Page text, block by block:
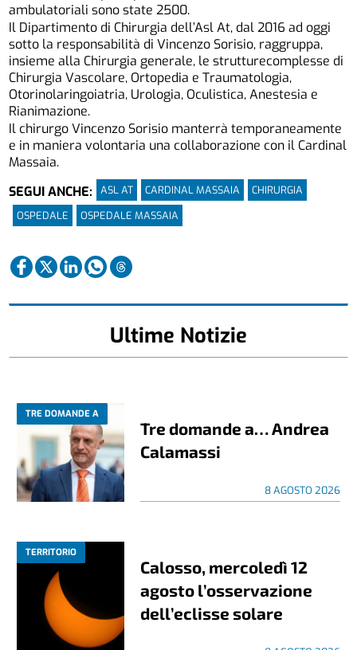
ambulatoriali sono state 2500.
Il Dipartimento di Chirurgia dell’Asl At, dal 2016 ad oggi
sotto la responsabilità di Vincenzo Sorisio, raggruppa,
insieme alla Chirurgia generale, le strutturecomplesse di
Chirurgia Vascolare, Ortopedia e Traumatologia,
Otorinolaringoiatria, Urologia, Oculistica, Anestesia e
Rianimazione.
Il chirurgo Vincenzo Sorisio manterrà temporaneamente
e in maniera volontaria una collaborazione con il Cardinal
Massaia.
SEGUI ANCHE:
ASL AT CARDINAL MASSAIA
CHIRURGIA
OSPEDALE
OSPEDALE MASSAIA
Ultime Notizie
TRE DOMANDE A
Tre domande a… Andrea
Calamassi
8 AGOSTO 2026
TERRITORIO
Calosso, mercoledì 12
agosto l’osservazione
dell’eclisse solare